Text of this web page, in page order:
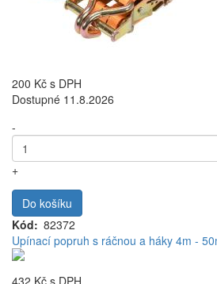
200 Kč s DPH
Dostupné 11.8.2026
-
+
Do košíku
Kód
82372
Upínací popruh s ráčnou a háky 4m -
432 Kč s DPH